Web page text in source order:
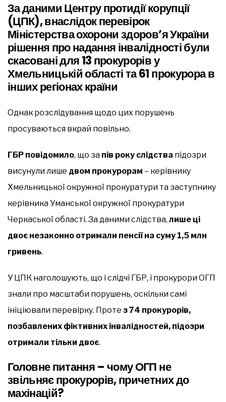
За даними Центру протидії корупції
(ЦПК), внаслідок перевірок
Міністерства охорони здоров’я України
рішення про надання інвалідності були
скасовані для 13 прокурорів у
Хмельницькій області та 61 прокурора в
інших регіонах країни
Однак розслідування щодо цих порушень
просуваються вкрай повільно.
ГБР повідомило, що за пів року слідства підозри
висунули лише двом прокурорам – керівнику
Хмельницької окружної прокуратури та заступнику
керівника Уманської окружної прокуратури
Черкаської області. За даними слідства, лише ці
двоє незаконно отримали пенсії на суму 1,5 млн
гривень.
У ЦПК наголошують, що і слідчі ГБР, і прокурори ОГП
знали про масштаби порушень, оскільки самі
ініціювали перевірку. Проте з 74 прокурорів,
позбавлених фіктивних інвалідностей, підозри
отримали тільки двоє.
Головне питання – чому ОГП не
звільняє прокурорів, причетних до
махінацій?